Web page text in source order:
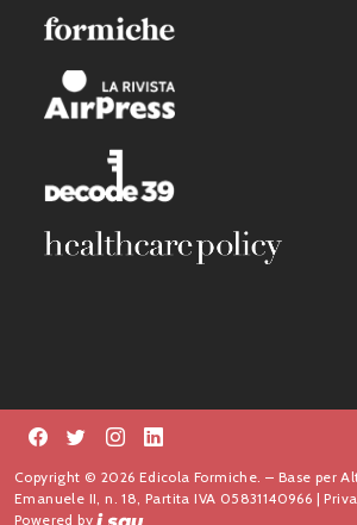
Copyright © 2026 Edicola Formiche. – Base per
Emanuele II, n. 18, Partita IVA 05831140966 |
Powered by